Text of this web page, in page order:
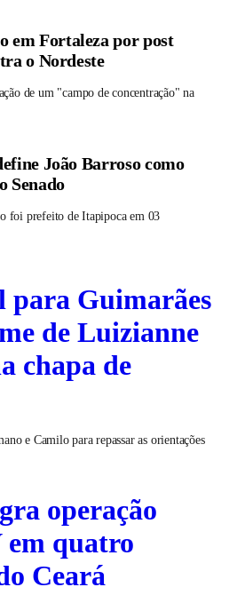
em Fortaleza por post
o Nordeste
de um "campo de concentração" na
João Barroso como
Senado
foi prefeito de Itapipoca em 03
para Guimarães
de Luizianne
chapa de
e Camilo para repassar as orientações
operação
em quatro
Ceará